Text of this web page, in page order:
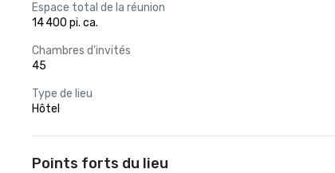
Espace total de la réunion
14 400 pi. ca.
Chambres d'invités
45
Type de lieu
Hôtel
Points forts du lieu